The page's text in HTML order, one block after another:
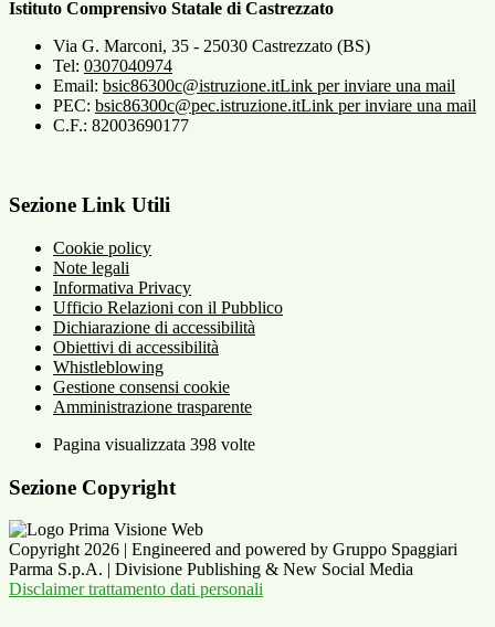
Istituto Comprensivo Statale di Castrezzato
Via G. Marconi, 35 - 25030 Castrezzato (BS)
Tel: 0307040974
Email: bsic86300c@istruzione.itLink per inviare una mail
PEC: bsic86300c@pec.istruzione.itLink per inviare una mail
C.F.: 82003690177
Sezione Link Utili
Cookie policy
Note legali
Informativa Privacy
Ufficio Relazioni con il Pubblico
Dichiarazione di accessibilità
Obiettivi di accessibilità
Whistleblowing
Gestione consensi cookie
Amministrazione trasparente
Pagina visualizzata 398 volte
Sezione Copyright
Copyright 2026 | Engineered and powered by Gruppo Spaggiari
Parma S.p.A. | Divisione Publishing & New Social Media
Disclaimer trattamento dati personali